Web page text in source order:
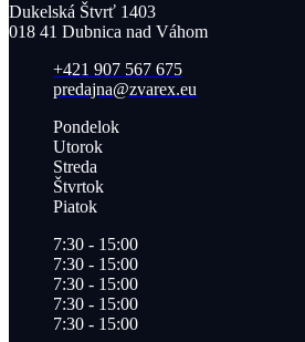
Dukelská Štvrť 1403
018 41 Dubnica nad Váhom
+421 907 567 675
predajna@zvarex.eu
Pondelok
Utorok
Streda
Štvrtok
Piatok
7:30 - 15:00
7:30 - 15:00
7:30 - 15:00
7:30 - 15:00
7:30 - 15:00